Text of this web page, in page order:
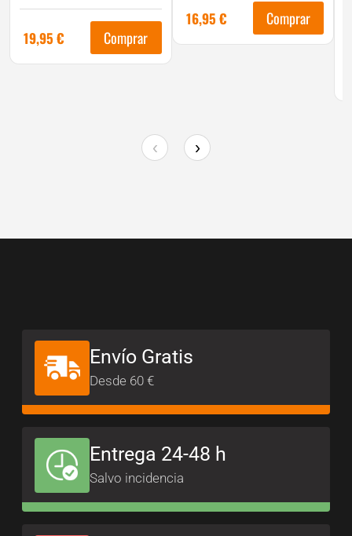
‹
19,95 € Comprar
16,95 € Comprar
›
Envío Gratis
Desde 60 €
Entrega 24-48 h
Salvo incidencia